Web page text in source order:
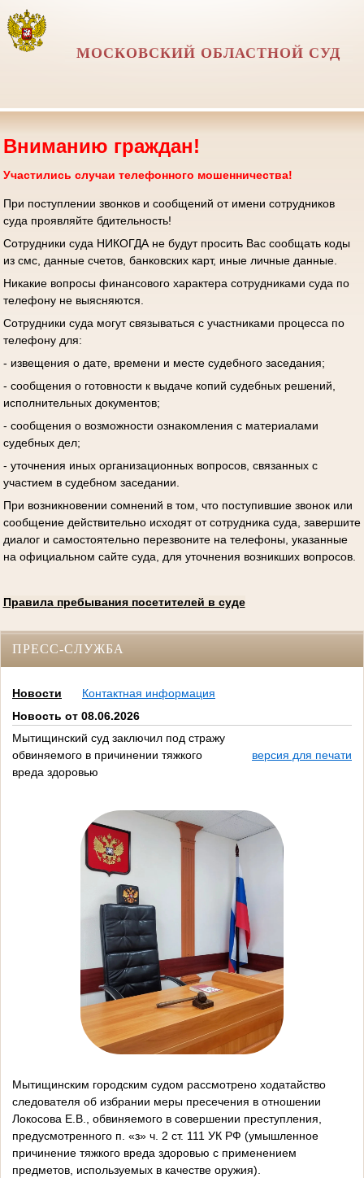
МОСКОВСКИЙ ОБЛАСТНОЙ СУД
Вниманию граждан!
Участились случаи телефонного мошенничества!
При поступлении звонков и сообщений от имени сотрудников
суда проявляйте бдительность!
Сотрудники суда НИКОГДА не будут просить Вас сообщать коды
из смс, данные счетов, банковских карт, иные личные данные.
Никакие вопросы финансового характера сотрудниками суда по
телефону не выясняются.
Сотрудники суда могут связываться с участниками процесса по
телефону для:
- извещения о дате, времени и месте судебного заседания;
- сообщения о готовности к выдаче копий судебных решений,
исполнительных документов;
- сообщения о возможности ознакомления с материалами
судебных дел;
- уточнения иных организационных вопросов, связанных с
участием в судебном заседании.
При возникновении сомнений в том, что поступившие звонок или
сообщение действительно исходят от сотрудника суда, завершите
диалог и самостоятельно перезвоните на телефоны, указанные
на официальном сайте суда, для уточнения возникших вопросов.
Правила пребывания посетителей в суде
ПРЕСС-СЛУЖБА
Новости
Контактная информация
Новость от 08.06.2026
Мытищинский суд заключил под стражу
обвиняемого в причинении тяжкого
вреда здоровью
версия для печати
Мытищинским городским судом рассмотрено ходатайство
следователя об избрании меры пресечения в отношении
Локосова Е.В., обвиняемого в совершении преступления,
предусмотренного п. «з» ч. 2 ст. 111 УК РФ (умышленное
причинение тяжкого вреда здоровью с применением
предметов, используемых в качестве оружия).